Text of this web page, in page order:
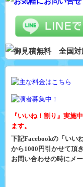
『いいね！割り』実施
ます。
下記Facebookの「いい
から1000円引かせて頂き
お問い合わせの時にメ